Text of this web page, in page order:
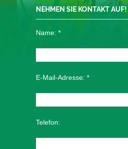
NEHMEN SIE KONTAKT AUF!
Name: *
E-Mail-Adresse: *
Telefon: